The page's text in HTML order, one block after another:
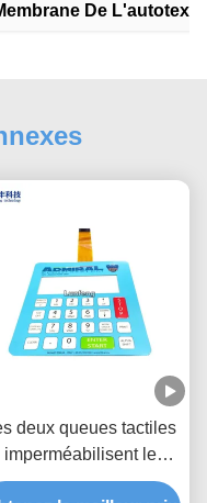
De L'autotex
deux queues tactiles
imperméabilisent le
contact à membrane,